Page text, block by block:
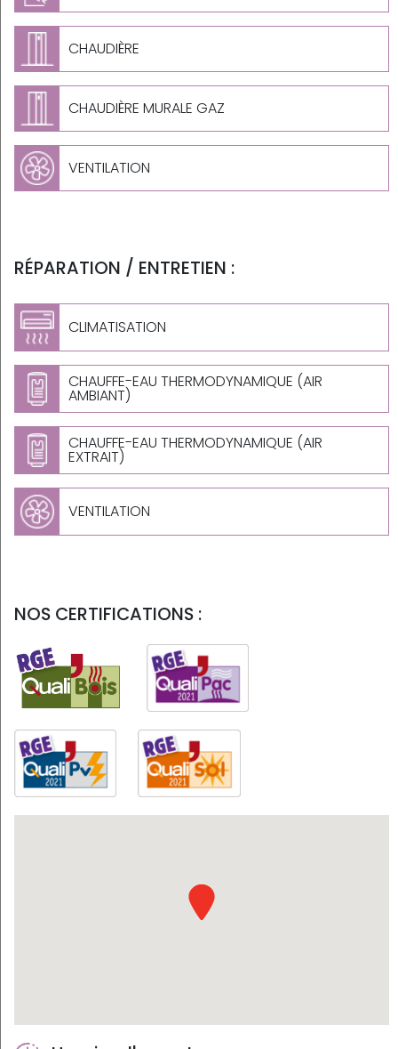
CHAUDIÈRE
CHAUDIÈRE MURALE GAZ
VENTILATION
RÉPARATION / ENTRETIEN :
CLIMATISATION
CHAUFFE-EAU THERMODYNAMIQUE (AIR
AMBIANT)
CHAUFFE-EAU THERMODYNAMIQUE (AIR
EXTRAIT)
VENTILATION
NOS CERTIFICATIONS :